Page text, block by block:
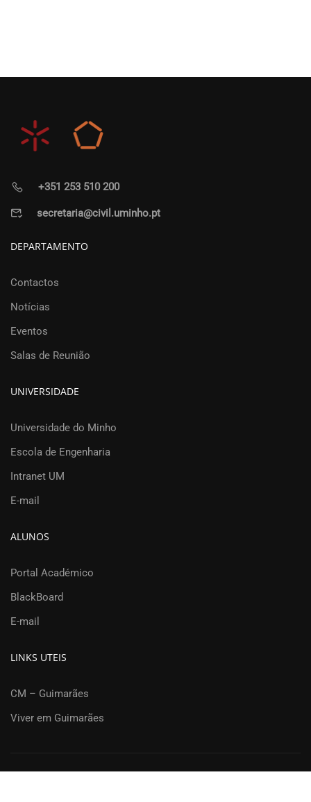
+351 253 510 200
secretaria@civil.uminho.pt
DEPARTAMENTO
Contactos
Notícias
Eventos
Salas de Reunião
UNIVERSIDADE
Universidade do Minho
Escola de Engenharia
Intranet UM
E-mail
ALUNOS
Portal Académico
BlackBoard
E-mail
LINKS UTEIS
CM – Guimarães
Viver em Guimarães